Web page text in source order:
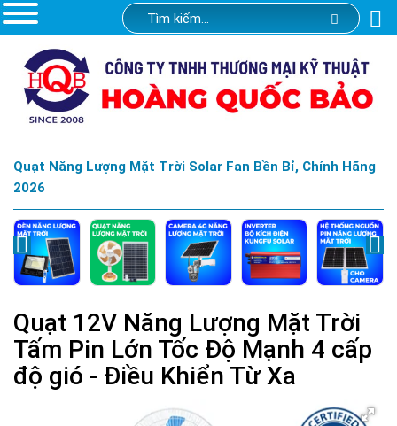
Quạt Năng Lượng Mặt Trời Solar Fan Bền Bỉ, Chính Hãng
2026
Quạt 12V Năng Lượng Mặt Trời
Tấm Pin Lớn Tốc Độ Mạnh 4 cấp
độ gió - Điều Khiển Từ Xa